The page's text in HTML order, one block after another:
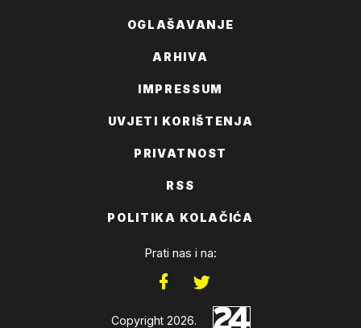
OGLAŠAVANJE
ARHIVA
IMPRESSUM
UVJETI KORIŠTENJA
PRIVATNOST
RSS
POLITIKA KOLAČIĆA
Prati nas i na:
Copyright 2026.